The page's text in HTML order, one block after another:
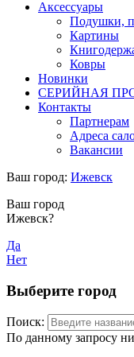
Аксессуары
Подушки,
Картины
Ковры
Новинки
СЕРИЙНАЯ
Контакты
Партнерам
Адреса
Вакансии
Ваш город: Ижевск
Ваш город
Ижевск?
Да
Нет
Выберите город
Поиск:
По данному запросу